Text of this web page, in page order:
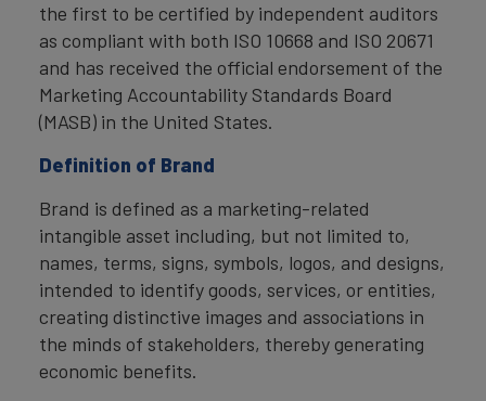
the first to be certified by independent auditors
as compliant with both ISO 10668 and ISO 20671
and has received the official endorsement of the
Marketing Accountability Standards Board
(MASB) in the United States.
Definition of Brand
Brand is defined as a marketing-related
intangible asset including, but not limited to,
names, terms, signs, symbols, logos, and designs,
intended to identify goods, services, or entities,
creating distinctive images and associations in
the minds of stakeholders, thereby generating
economic benefits.